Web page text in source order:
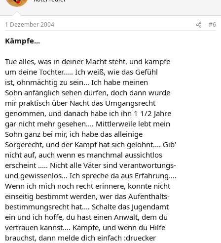
1 Dezember 2004 #6
Kämpfe...
Tue alles, was in deiner Macht steht, und kämpfe
um deine Tochter..... Ich weiß, wie das Gefühl
ist, ohnmächtig zu sein... Ich habe meinen
Sohn anfänglich sehen dürfen, doch dann wurde
mir praktisch über Nacht das Umgangsrecht
genommen, und danach habe ich ihn 1 1/2 Jahre
gar nicht mehr gesehen.... Mittlerweile lebt mein
Sohn ganz bei mir, ich habe das alleinige
Sorgerecht, und der Kampf hat sich gelohnt.... Gib'
nicht auf, auch wenn es manchmal aussichtlos
erscheint ..... Nicht alle Väter sind verantwortungs-
und gewissenlos... Ich spreche da aus Erfahrung....
Wenn ich mich noch recht erinnere, konnte nicht
einseitig bestimmt werden, wer das Aufenthalts-
bestimmungsrecht hat.... Schalte das Jugendamt
ein und ich hoffe, du hast einen Anwalt, dem du
vertrauen kannst.... Kämpfe, und wenn du Hilfe
brauchst, dann melde dich einfach :druecker